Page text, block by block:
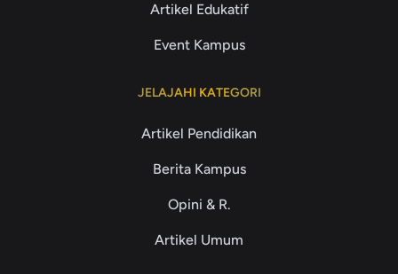
Artikel Edukatif
Event Kampus
JELAJAHI KATEGORI
Artikel Pendidikan
Berita Kampus
Opini & R.
Artikel Umum